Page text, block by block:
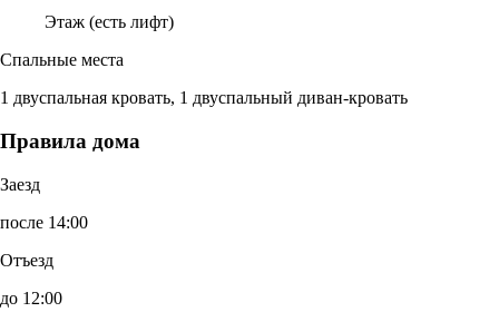
Этаж (есть лифт)
Спальные места
1 двуспальная кровать, 1 двуспальный диван-кровать
Правила дома
Заезд
после 14:00
Отъезд
до 12:00